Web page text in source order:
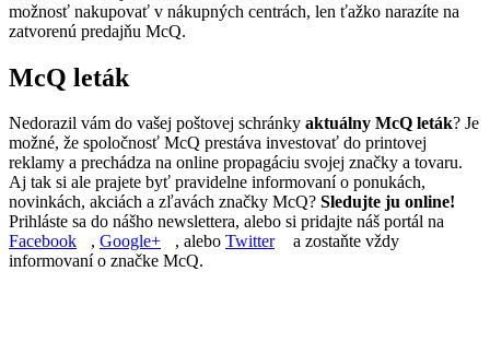
možnosť nakupovať v nákupných centrách, len ťažko narazíte na
zatvorenú predajňu McQ.
McQ leták
Nedorazil vám do vašej poštovej schránky aktuálny McQ leták? Je
možné, že spoločnosť McQ prestáva investovať do printovej
reklamy a prechádza na online propagáciu svojej značky a tovaru.
Aj tak si ale prajete byť pravidelne informovaní o ponukách,
novinkách, akciách a zľavách značky McQ? Sledujte ju online!
Prihláste sa do nášho newslettera, alebo si pridajte náš portál na
Facebook
, Google+ , alebo Twitter
a zostaňte vždy
informovaní o značke McQ.